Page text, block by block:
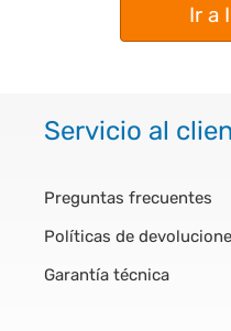
Ir a
Servicio al
Preguntas frecuentes
Políticas de
Garantía técnica